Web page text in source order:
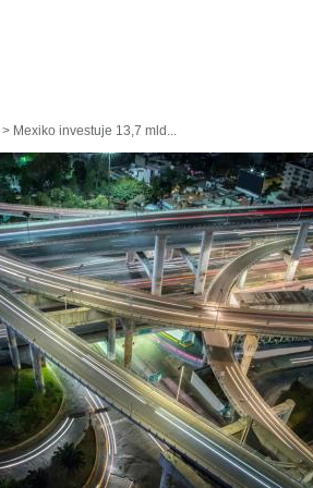
> Mexiko investuje 13,7 mld...